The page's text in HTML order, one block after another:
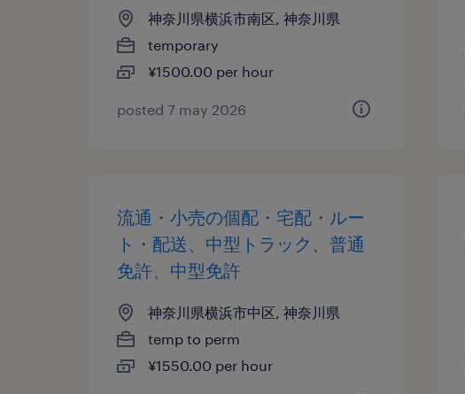
神奈川県横浜市南区, 神奈川県
temporary
¥1500.00 per hour
posted 7 may 2026
流通・小売の個配・宅配・ルー
ト・配送、中型トラック、普通
免許、中型免許
神奈川県横浜市中区, 神奈川県
temp to perm
¥1550.00 per hour